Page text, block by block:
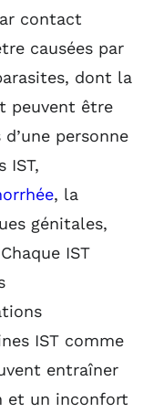
contact
causées par
dont la
peuvent être
personne
IST,
, la
génitales,
IST
IST comme
entraîner
et un inconfort